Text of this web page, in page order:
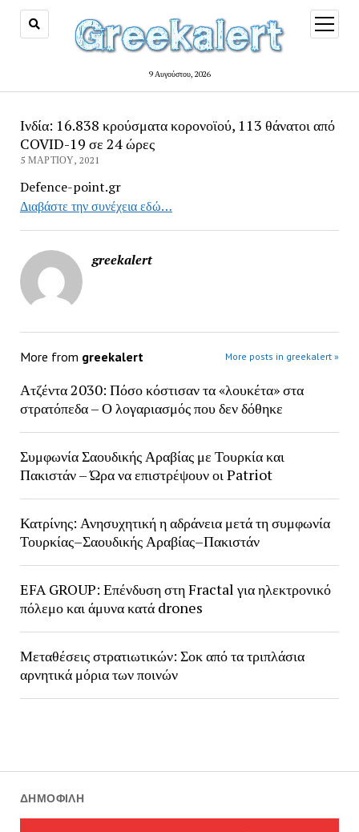
9 Αυγούστου, 2026
open
menu
Ινδία: 16.838 κρούσματα κορονοϊού, 113 θάνατοι από
COVID-19 σε 24 ώρες
5 ΜΑΡΤΊΟΥ, 2021
Defence-point.gr
Διαβάστε την συνέχεια εδώ…
greekalert
More from greekalert More posts in greekalert »
Ατζέντα 2030: Πόσο κόστισαν τα «λουκέτα» στα
στρατόπεδα – Ο λογαριασμός που δεν δόθηκε
Συμφωνία Σαουδικής Αραβίας με Τουρκία και
Πακιστάν – Ώρα να επιστρέψουν οι Patriot
Κατρίνης: Ανησυχητική η αδράνεια μετά τη συμφωνία
Τουρκίας–Σαουδικής Αραβίας–Πακιστάν
EFA GROUP: Επένδυση στη Fractal για ηλεκτρονικό
πόλεμο και άμυνα κατά drones
Μεταθέσεις στρατιωτικών: Σοκ από τα τριπλάσια
αρνητικά μόρια των ποινών
ΔΗΜΟΦΙΛΉ